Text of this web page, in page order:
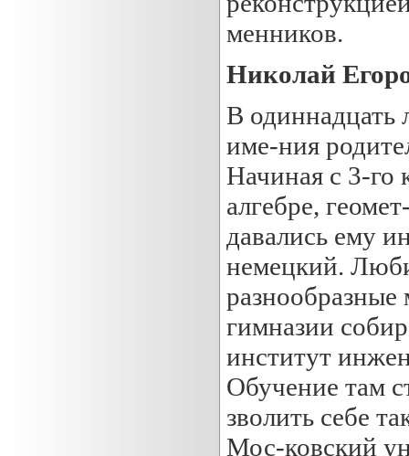
менников.
Николай
В одиннадцать
име-ния
Начиная с 3-го
алгебре,
давались ему
немецкий.
гимназии
институт
Обучение там
зволить себе
Мос-ковский